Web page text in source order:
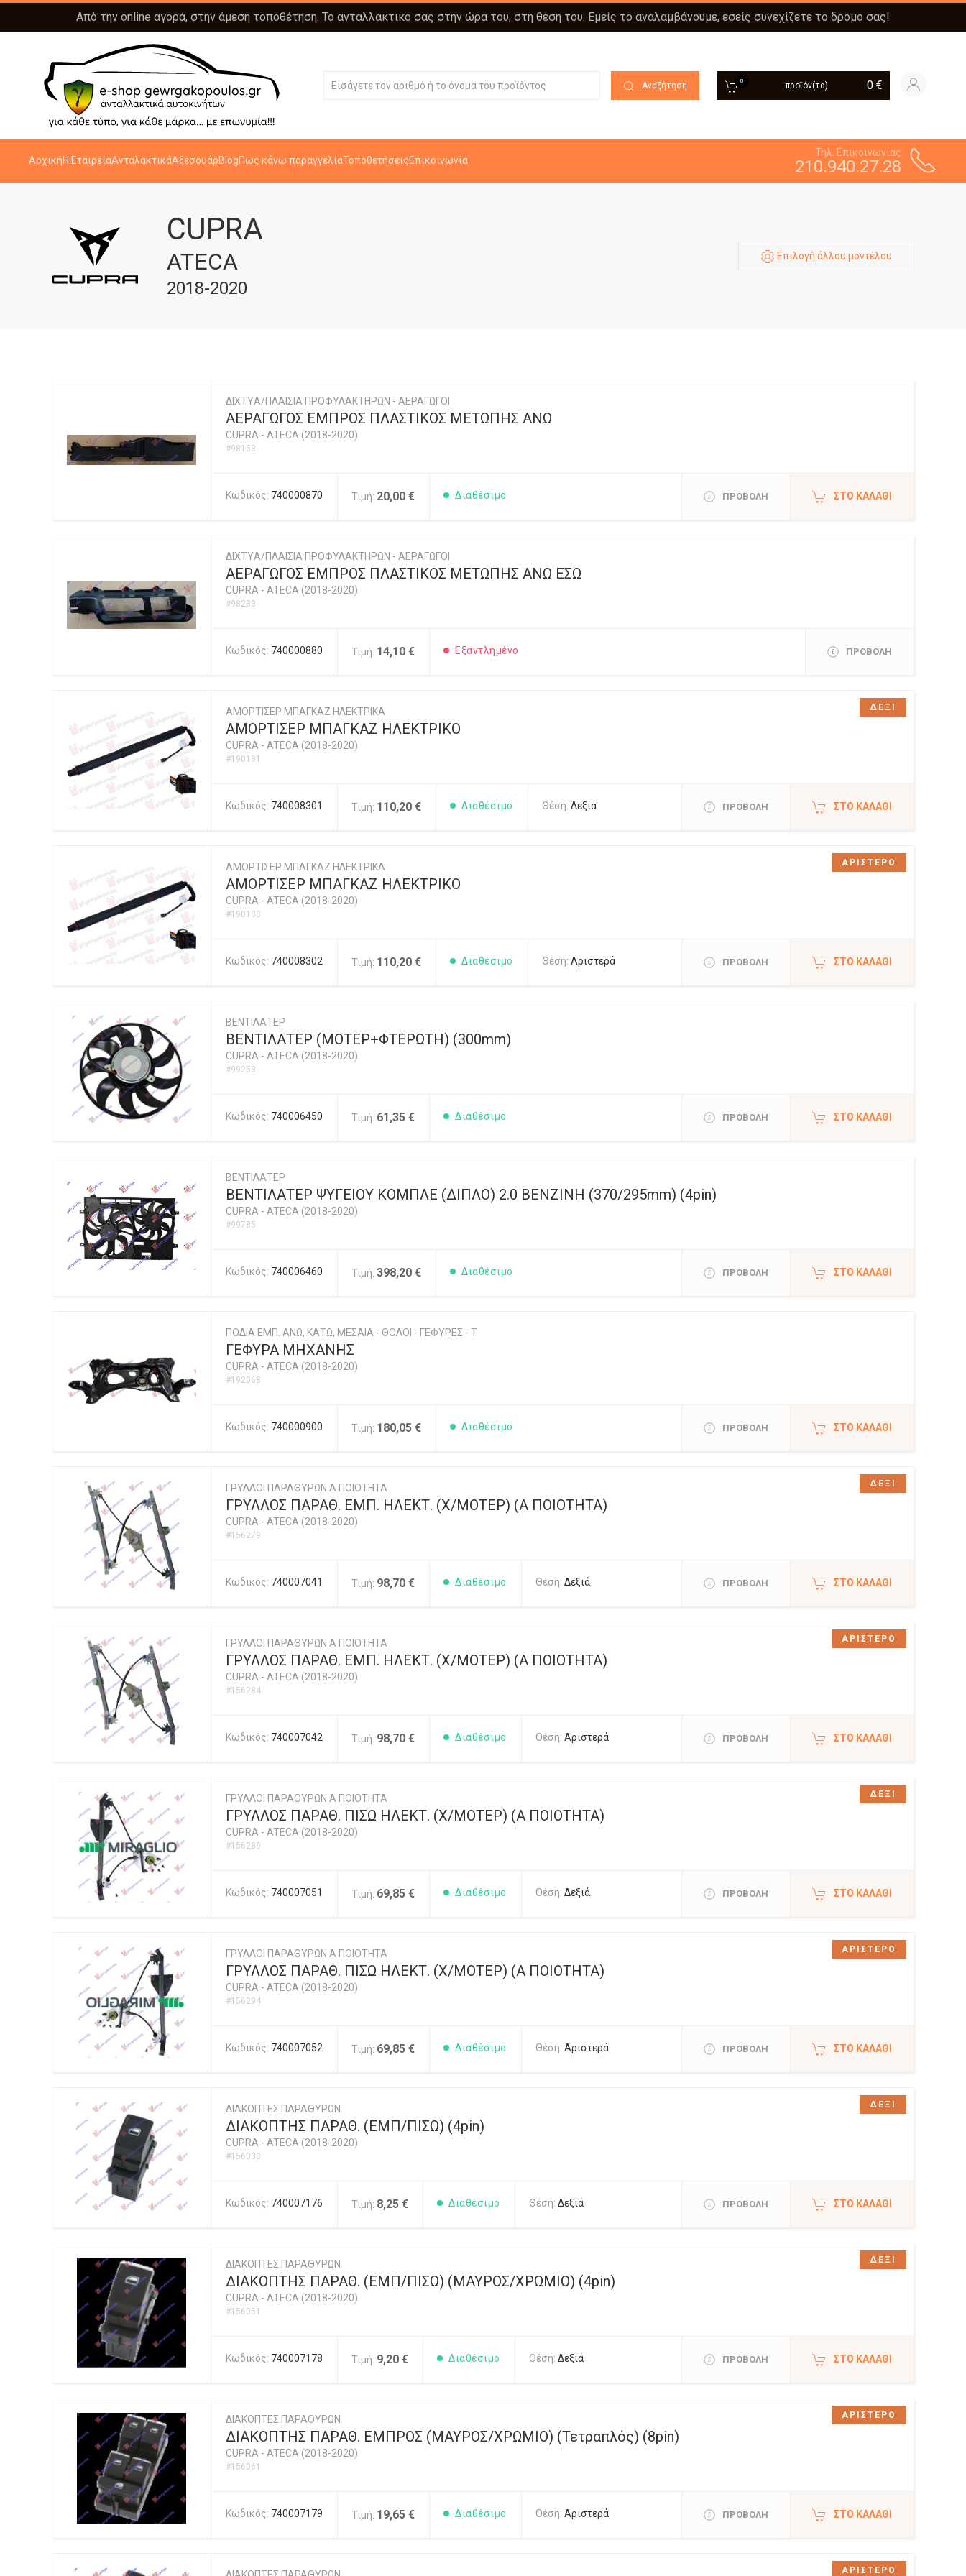
Από την online αγορά, στην άμεση τοποθέτηση. Το ανταλλακτικό σας στην ώρα του, στη θέση του. Εμείς το αναλαμβάνουμε, εσείς συνεχίζετε το δρόμο σας!
Αναζήτηση 0 προϊόν(τα) 0 €
ΑρχικήΗ ΕταιρείαΑνταλακτικάΑξεσουάρBlogΠως κάνω παραγγελίαΤοποθετήσειςΕπικοινωνία
Τηλ. Επικοινωνίας
210.940.27.28
CUPRA
ATECA
2018-2020
Επιλογή άλλου μοντέλου
ΔΙΧΤYΑ/ΠΛΑΙΣΙΑ ΠΡΟΦΥΛΑΚΤΗΡΩΝ - ΑΕΡΑΓΩΓΟΙ
ΑΕΡΑΓΩΓΟΣ ΕΜΠΡΟΣ ΠΛΑΣΤΙΚΟΣ ΜΕΤΩΠΗΣ ΑΝΩ
CUPRA - ATECA (2018-2020)
#98153
Κωδικός: 740000870 Τιμή: 20,00 € Διαθέσιμο ΠΡΟΒΟΛΗ ΣΤΟ ΚΑΛΆΘΙ
ΔΙΧΤYΑ/ΠΛΑΙΣΙΑ ΠΡΟΦΥΛΑΚΤΗΡΩΝ - ΑΕΡΑΓΩΓΟΙ
ΑΕΡΑΓΩΓΟΣ ΕΜΠΡΟΣ ΠΛΑΣΤΙΚΟΣ ΜΕΤΩΠΗΣ ΑΝΩ ΕΣΩ
CUPRA - ATECA (2018-2020)
#98233
Κωδικός: 740000880 Τιμή: 14,10 € Εξαντλημένο ΠΡΟΒΟΛΗ
ΑΜΟΡΤΙΣΕΡ ΜΠΑΓΚΑΖ ΗΛΕΚΤΡΙΚΑ
ΑΜΟΡΤΙΣΕΡ ΜΠΑΓΚΑΖ ΗΛΕΚΤΡΙΚΟ
CUPRA - ATECA (2018-2020)
#190181
Κωδικός: 740008301 Τιμή: 110,20 € Διαθέσιμο Θέση: Δεξιά ΠΡΟΒΟΛΗ ΣΤΟ ΚΑΛΆΘΙ
ΔΕΞΙ
ΑΜΟΡΤΙΣΕΡ ΜΠΑΓΚΑΖ ΗΛΕΚΤΡΙΚΑ
ΑΜΟΡΤΙΣΕΡ ΜΠΑΓΚΑΖ ΗΛΕΚΤΡΙΚΟ
CUPRA - ATECA (2018-2020)
#190183
Κωδικός: 740008302 Τιμή: 110,20 € Διαθέσιμο Θέση: Αριστερά ΠΡΟΒΟΛΗ ΣΤΟ ΚΑΛΆΘΙ
ΑΡΙΣΤΕΡΟ
ΒΕΝΤΙΛΑΤΕΡ
ΒΕΝΤΙΛΑΤΕΡ (ΜΟΤΕΡ+ΦΤΕΡΩΤΗ) (300mm)
CUPRA - ATECA (2018-2020)
#99253
Κωδικός: 740006450 Τιμή: 61,35 € Διαθέσιμο ΠΡΟΒΟΛΗ ΣΤΟ ΚΑΛΆΘΙ
ΒΕΝΤΙΛΑΤΕΡ
ΒΕΝΤΙΛΑΤΕΡ ΨΥΓΕΙΟΥ ΚΟΜΠΛΕ (ΔΙΠΛΟ) 2.0 ΒΕΝΖΙΝΗ (370/295mm) (4pin)
CUPRA - ATECA (2018-2020)
#99785
Κωδικός: 740006460 Τιμή: 398,20 € Διαθέσιμο ΠΡΟΒΟΛΗ ΣΤΟ ΚΑΛΆΘΙ
ΠΟΔΙΑ ΕΜΠ. ΑΝΩ, ΚΑΤΩ, ΜΕΣΑΙΑ - ΘΟΛΟΙ - ΓΕΦΥΡΕΣ - Τ
ΓΕΦΥΡΑ ΜΗΧΑΝΗΣ
CUPRA - ATECA (2018-2020)
#192068
Κωδικός: 740000900 Τιμή: 180,05 € Διαθέσιμο ΠΡΟΒΟΛΗ ΣΤΟ ΚΑΛΆΘΙ
ΓΡΥΛΛΟΙ ΠΑΡΑΘΥΡΩΝ Α ΠΟΙΟΤΗΤΑ
ΓΡΥΛΛΟΣ ΠΑΡΑΘ. ΕΜΠ. ΗΛΕΚΤ. (Χ/ΜΟΤΕΡ) (Α ΠΟΙΟΤΗΤΑ)
CUPRA - ATECA (2018-2020)
#156279
Κωδικός: 740007041 Τιμή: 98,70 € Διαθέσιμο Θέση: Δεξιά ΠΡΟΒΟΛΗ ΣΤΟ ΚΑΛΆΘΙ
ΔΕΞΙ
ΓΡΥΛΛΟΙ ΠΑΡΑΘΥΡΩΝ Α ΠΟΙΟΤΗΤΑ
ΓΡΥΛΛΟΣ ΠΑΡΑΘ. ΕΜΠ. ΗΛΕΚΤ. (Χ/ΜΟΤΕΡ) (Α ΠΟΙΟΤΗΤΑ)
CUPRA - ATECA (2018-2020)
#156284
Κωδικός: 740007042 Τιμή: 98,70 € Διαθέσιμο Θέση: Αριστερά ΠΡΟΒΟΛΗ ΣΤΟ ΚΑΛΆΘΙ
ΑΡΙΣΤΕΡΟ
ΓΡΥΛΛΟΙ ΠΑΡΑΘΥΡΩΝ Α ΠΟΙΟΤΗΤΑ
ΓΡΥΛΛΟΣ ΠΑΡΑΘ. ΠΙΣΩ ΗΛΕΚΤ. (Χ/ΜΟΤΕΡ) (Α ΠΟΙΟΤΗΤΑ)
CUPRA - ATECA (2018-2020)
#156289
Κωδικός: 740007051 Τιμή: 69,85 € Διαθέσιμο Θέση: Δεξιά ΠΡΟΒΟΛΗ ΣΤΟ ΚΑΛΆΘΙ
ΔΕΞΙ
ΓΡΥΛΛΟΙ ΠΑΡΑΘΥΡΩΝ Α ΠΟΙΟΤΗΤΑ
ΓΡΥΛΛΟΣ ΠΑΡΑΘ. ΠΙΣΩ ΗΛΕΚΤ. (Χ/ΜΟΤΕΡ) (Α ΠΟΙΟΤΗΤΑ)
CUPRA - ATECA (2018-2020)
#156294
Κωδικός: 740007052 Τιμή: 69,85 € Διαθέσιμο Θέση: Αριστερά ΠΡΟΒΟΛΗ ΣΤΟ ΚΑΛΆΘΙ
ΑΡΙΣΤΕΡΟ
ΔΙΑΚΟΠΤΕΣ ΠΑΡΑΘΥΡΩΝ
ΔΙΑΚΟΠΤΗΣ ΠΑΡΑΘ. (ΕΜΠ/ΠΙΣΩ) (4pin)
CUPRA - ATECA (2018-2020)
#156030
Κωδικός: 740007176 Τιμή: 8,25 € Διαθέσιμο Θέση: Δεξιά ΠΡΟΒΟΛΗ ΣΤΟ ΚΑΛΆΘΙ
ΔΕΞΙ
ΔΙΑΚΟΠΤΕΣ ΠΑΡΑΘΥΡΩΝ
ΔΙΑΚΟΠΤΗΣ ΠΑΡΑΘ. (ΕΜΠ/ΠΙΣΩ) (ΜΑΥΡΟΣ/ΧΡΩΜΙΟ) (4pin)
CUPRA - ATECA (2018-2020)
#156051
Κωδικός: 740007178 Τιμή: 9,20 € Διαθέσιμο Θέση: Δεξιά ΠΡΟΒΟΛΗ ΣΤΟ ΚΑΛΆΘΙ
ΔΕΞΙ
ΔΙΑΚΟΠΤΕΣ ΠΑΡΑΘΥΡΩΝ
ΔΙΑΚΟΠΤΗΣ ΠΑΡΑΘ. ΕΜΠΡΟΣ (ΜΑΥΡΟΣ/ΧΡΩΜΙΟ) (Τετραπλός) (8pin)
CUPRA - ATECA (2018-2020)
#156061
Κωδικός: 740007179 Τιμή: 19,65 € Διαθέσιμο Θέση: Αριστερά ΠΡΟΒΟΛΗ ΣΤΟ ΚΑΛΆΘΙ
ΑΡΙΣΤΕΡΟ
ΑΡΙΣΤΕΡΟ